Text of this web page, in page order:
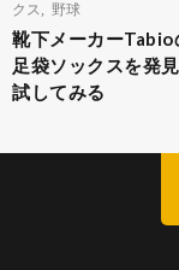
クス
野球
靴下メーカーTabio
足袋ソックスを発
試してみる